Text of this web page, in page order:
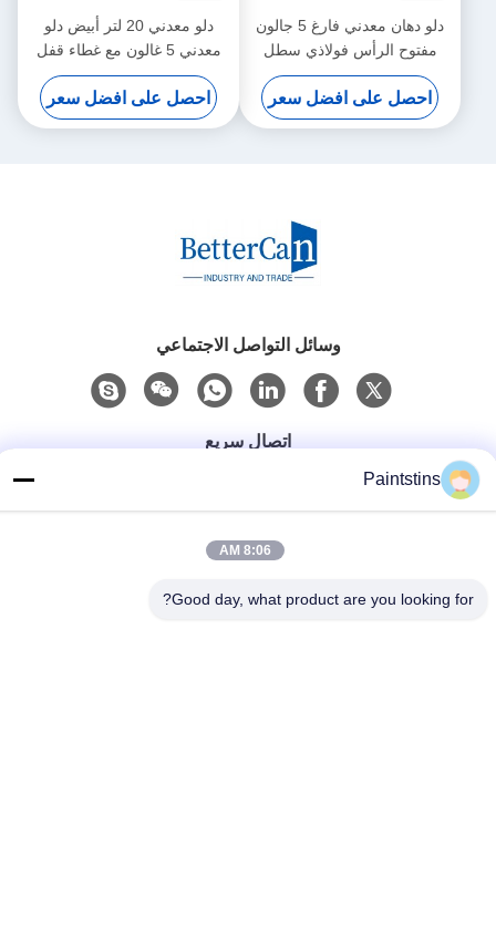
دلو دهان معدني فارغ 5 جالون
مفتوح الرأس فولاذي سطل
معتمد من الأمم المتحدة
احصل على افضل سعر
دلو معدني 20 لتر أبيض دلو
معدني 5 غالون مع غطاء قفل
احصل على افضل سعر
وسائل التواصل الاجتماعي
اتصال سريع
هاتف
gembettercan@gmail.com
Paintstins
8:06 AM
Good day, what product are you looking for?